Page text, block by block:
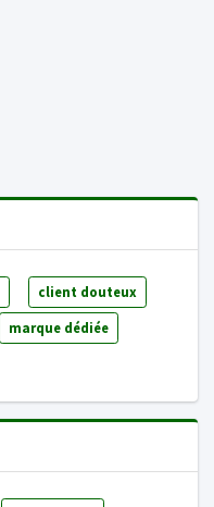
client douteux
marque dédiée